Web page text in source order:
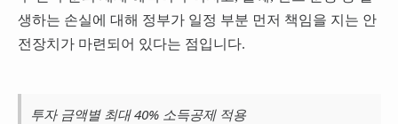
생하는 손실에 대해 정부가 일정 부분 먼저 책임을 지는 안
전장치가 마련되어 있다는 점입니다.
투자 금액별 최대 40% 소득공제 적용